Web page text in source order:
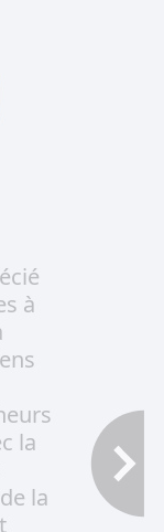
à
la
la